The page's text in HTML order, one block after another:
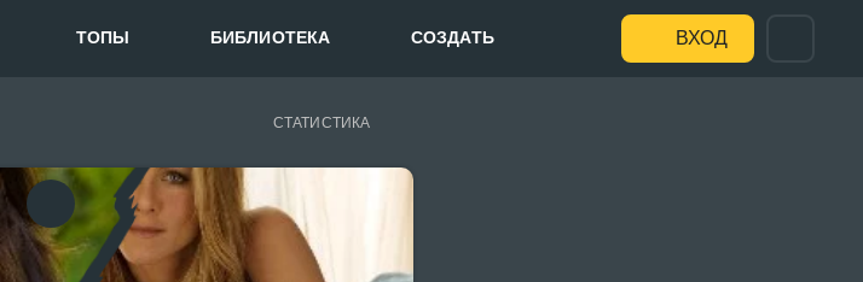
ТОПЫ БИБЛИОТЕКА СОЗДАТЬ ВХОД
СТАТИСТИКА